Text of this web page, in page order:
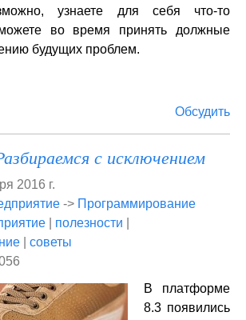
узнаете для себя что-то
во время принять должные
будущих проблем.
Обсудить
с исключением
2016 г.
-> Программирование
полезности
советы
В платформе
8.3 появились